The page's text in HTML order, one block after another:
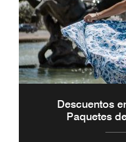
Descuentos
Paquetes